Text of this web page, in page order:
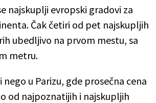
najskuplji evropski gradovi za
Čak četiri od pet najskupljih
ubedljivo na prvom mestu, sa
metru.
u Parizu, gde prosečna cena
od najpoznatijih i najskupljih